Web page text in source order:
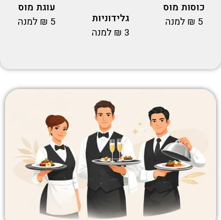
כוסות מוס
5 ₪ למנה
גלידוניות
3 ₪ למנה
עוגת מוס
5 ₪ למנה